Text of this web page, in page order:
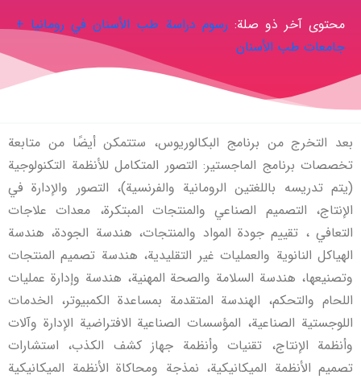
محتوى آخر ذو صلة: رسوم دراسة طب الأسنان في رومانيا +
جامعات طب الأسنان
بعد التخرج من برنامج البكالوريوس، ستتمكن أيضًا من متابعة
تخصصات برنامج الماجستير: التصور المتكامل للأنظمة التكنولوجية
(يتم تدريسه باللغتين الرومانية والفرنسية)، التصور والإدارة في
الإنتاج، التصميم الصناعي والمنتجات المبتكرة، معدات علاجات
التعافي ، تقييم جودة المواد والمنتجات، هندسة الجودة، هندسة
الهياكل النانوية والعمليات غير التقليدية، هندسة تصميم المنتجات
وتصنيعها، هندسة السلامة والصحة المهنية، هندسة وإدارة عمليات
اللحام والتحكم، الهندسة المتقدمة بمساعدة الكمبيوتر، الخدمات
اللوجستية الصناعية، المؤسسات الصناعية الافتراضية الإدارة وآلات
وأنظمة الإنتاج، تقنيات وأنظمة جهاز كشف الكذب، استشارات
تصميم الأنظمة الميكانيكية، نمذجة ومحاكاة الأنظمة الميكانيكية